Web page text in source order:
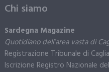
Chi siamo
Sardegna Magazine
Quotidiano dell’area vasta di
Registrazione Tribunale di
Iscrizione Registro Nazionale